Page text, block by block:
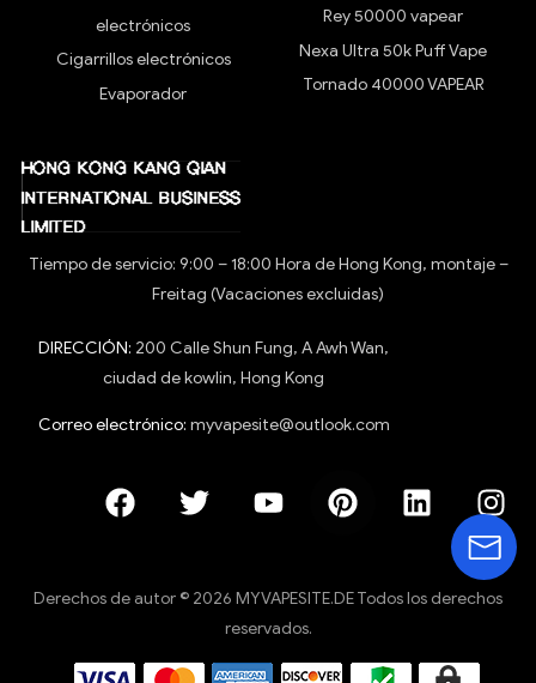
electrónicos
Cigarrillos electrónicos
Evaporador
Rey 50000 vapear
Nexa Ultra 50k Puff Vape
Tornado 40000 VAPEAR
Tiempo de servicio: 9:00 – 18:00 Hora de Hong Kong, montaje –
Freitag (Vacaciones excluidas)
DIRECCIÓN: 200 Calle Shun Fung, A Awh Wan,
ciudad de kowlin, Hong Kong
Correo electrónico: myvapesite@outlook.com
Derechos de autor © 2026 MYVAPESITE.DE Todos los derechos
reservados.